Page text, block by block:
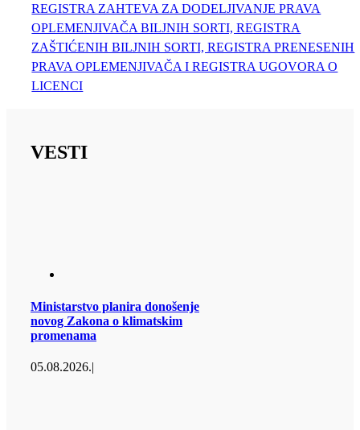
REGISTRA ZAHTEVA ZA DODELJIVANJE PRAVA
OPLEMENJIVAČA BILJNIH SORTI, REGISTRA
ZAŠTIĆENIH BILJNIH SORTI, REGISTRA PRENESENIH
PRAVA OPLEMENJIVAČA I REGISTRA UGOVORA O
LICENCI
VESTI
Ministarstvo planira donošenje
novog Zakona o klimatskim
promenama
05.08.2026.|